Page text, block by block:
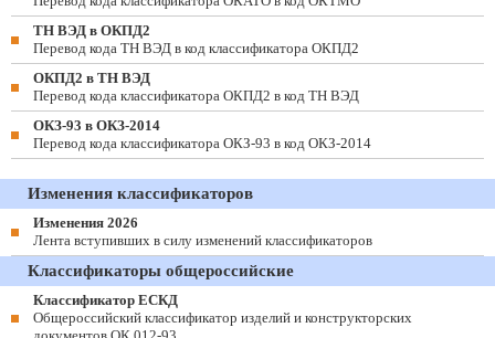
ТН ВЭД в ОКПД2
Перевод кода ТН ВЭД в код классификатора ОКПД2
ОКПД2 в ТН ВЭД
Перевод кода классификатора ОКПД2 в код ТН ВЭД
ОКЗ-93 в ОКЗ-2014
Перевод кода классификатора ОКЗ-93 в код ОКЗ-2014
Изменения классификаторов
Изменения 2026
Лента вступивших в силу изменений классификаторов
Классификаторы общероссийские
Классификатор ЕСКД
Общероссийский классификатор изделий и конструкторских